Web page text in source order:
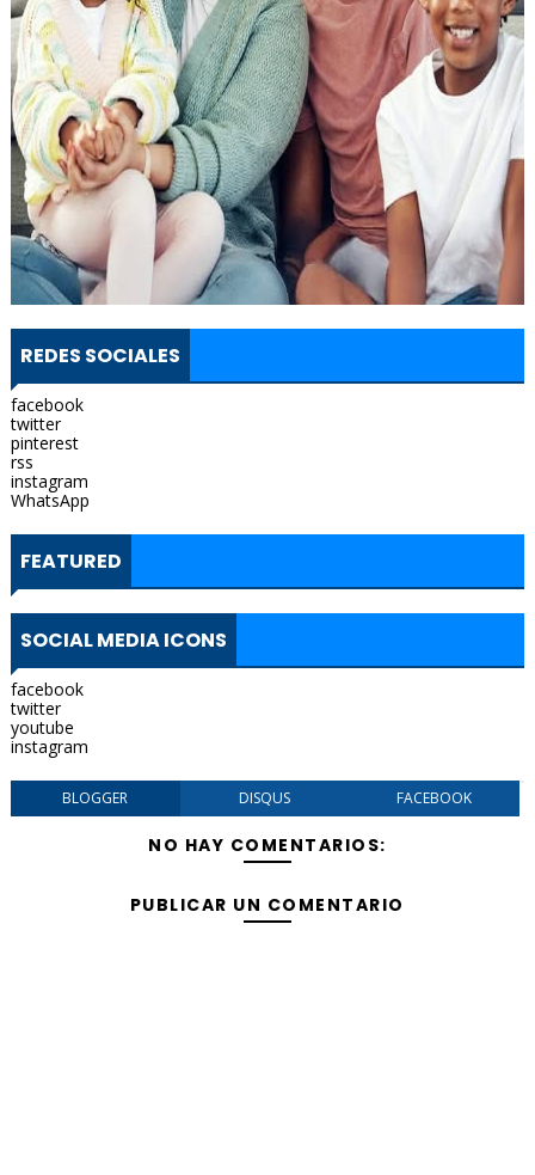
REDES SOCIALES
facebook
twitter
pinterest
rss
instagram
WhatsApp
FEATURED
SOCIAL MEDIA ICONS
facebook
twitter
youtube
instagram
BLOGGER DISQUS FACEBOOK
NO HAY COMENTARIOS:
PUBLICAR UN COMENTARIO